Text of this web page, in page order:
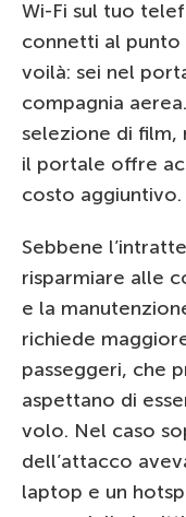
Wi-Fi sul tuo
connetti al punto
voilà: sei nel
compagnia
selezione di film,
il portale offre
costo aggiuntivo.
Sebbene
risparmiare alle
e la
richiede
passeggeri, che
aspettano di
volo. Nel caso
dell’attacco
laptop e un